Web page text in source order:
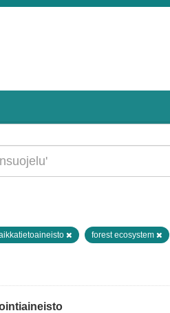
forest ecosystem